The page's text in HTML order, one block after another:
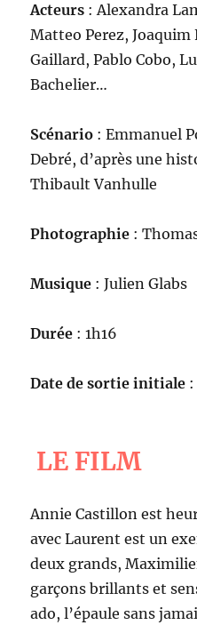
Acteurs : Alexandra
Matteo Perez,
Gaillard, Pablo Cobo,
Bachelier…
Scénario : Emmanuel
Debré, d’après une
Thibault Vanhulle
Photographie :
Musique : Julien Glabs
Durée : 1h16
Date de sortie initiale :
LE FILM
Annie Castillon est
avec Laurent est un
deux grands,
garçons brillants et
ado, l’épaule sans